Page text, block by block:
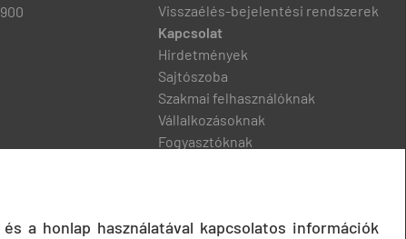
Visszaélés-bejelentési rendszerek
Kapcsolat
Hirdetmények
Sajtószoba
Szakmai felhasználóknak
Vállalkozásoknak
Fogyasztóknak
a honlap használatával kapcsolatos információk